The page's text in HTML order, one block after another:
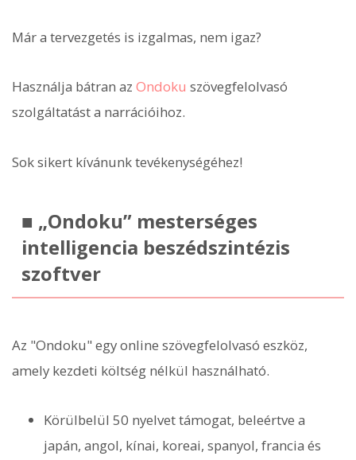
Már a tervezgetés is izgalmas, nem igaz?
Használja bátran az Ondoku szövegfelolvasó
szolgáltatást a narrációihoz.
Sok sikert kívánunk tevékenységéhez!
■ „Ondoku” mesterséges
intelligencia beszédszintézis
szoftver
Az "Ondoku" egy online szövegfelolvasó eszköz,
amely kezdeti költség nélkül használható.
Körülbelül 50 nyelvet támogat, beleértve a
japán, angol, kínai, koreai, spanyol, francia és